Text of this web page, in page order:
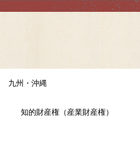
九州・沖縄
知的財産権（産業財産権）